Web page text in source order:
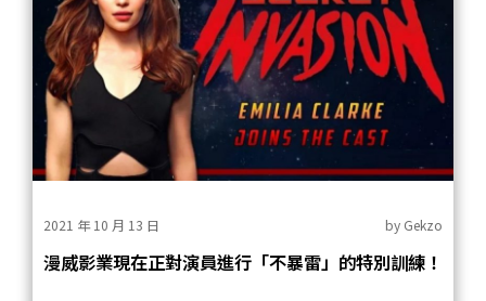
2021 年 10 月 13 日 by Gekzo
漫威影業現在正對演員進行「不暴雷」的特別訓練！